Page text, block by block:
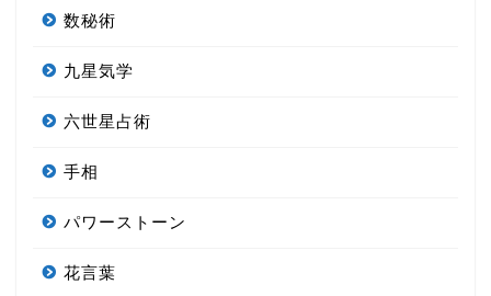
数秘術
九星気学
六世星占術
手相
パワーストーン
花言葉